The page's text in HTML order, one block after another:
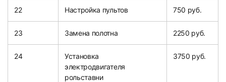
22 Настройка пультов 750 руб.
23 Замена полотна 2250 руб.
24
Установка
электродвигателя
рольставни
3750 руб.